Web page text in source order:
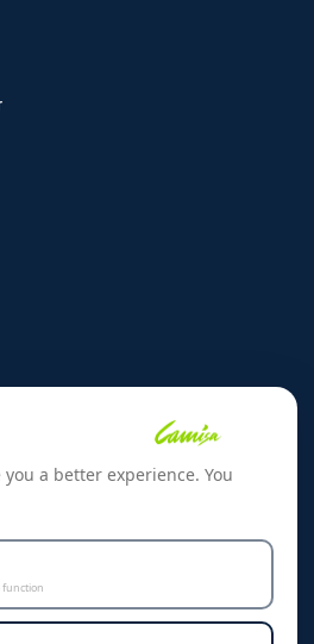
a better experience. You
function